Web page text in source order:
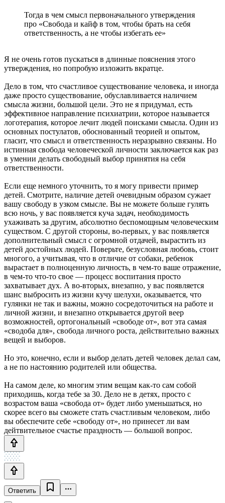
Тогда в чем смысл первоначального утверждения
про «Свобода и кайф в том, чтобы брать на себя
ответственность, а не чтобы избегать ее»
Я не очень готов пускаться в длинные пояснения этого
утверждения, но попробую изложить вкратце.
Дело в том, что счастливое существование человека, и иногда
даже просто существование, обуславливается наличием
смысла жизни, большой цели. Это не я придумал, есть
эффективное направление психиатрии, которое называется
логотерапия, которое лечит людей поисками смысла. Один из
основных постулатов, обоснованный теорией и опытом,
гласит, что смысл и ответственность неразрывно связаны. Но
истинная свобода человеческой личности заключается как раз
в умении делать свободный выбор принятия на себя
ответственности.
Если еще немного уточнить, то я могу привести пример
детей. Смотрите, наличие детей очевидным образом сужает
вашу свободу в узком смысле. Вы не можете больше гулять
всю ночь, у вас появляется куча задач, необходимость
ухаживать за другим, абсолютно беспомощным человеческим
существом. С другой стороны, во-первых, у вас появляется
дополнительный смысл с огромной отдачей, вырастить из
детей достойных людей. Поверьте, безусловная любовь, стоит
многого, а учитывая, что в отличие от собаки, ребенок
вырастает в полноценную личность, в чем-то ваше отражение,
в чем-то что-то свое — процесс воспитания просто
захватывает дух. А во-вторых, внезапно, у вас появляется
шанс выбросить из жизни кучу шелухи, оказывается, что
гулянки не так и важны, можно сосредоточиться на работе и
личной жизни, и внезапно открывается другой веер
возможностей, ортогональный «свободе от», вот эта самая
«сводоба для», свобода личного роста, действительно важных
вещей и выборов.
Но это, конечно, если и выбор делать детей человек делал сам,
а не по настоянию родителей или общества.
На самом деле, ко многим этим вещам как-то сам собой
приходишь, когда тебе за 30. Дело не в детях, просто с
возрастом ваша «свобода от» будет либо уменьшаться, но
скорее всего вы сможете стать счастливым человеком, либо
вы обеспечите себе «свободу от», но принесет ли вам
дейтвительное счастье праздность — большой вопрос.
Ответить